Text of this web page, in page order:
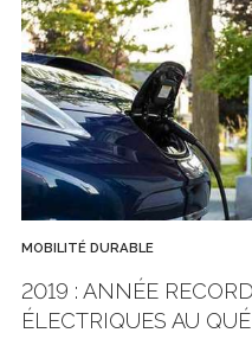
MOBILITÉ DURABLE
2019 : ANNÉE
ÉLECTRIQUES AU